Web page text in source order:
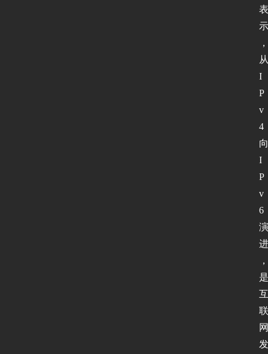
表
示
，
从
I
P
v
4
向
I
P
v
6
演
进
，
是
互
联
网
发